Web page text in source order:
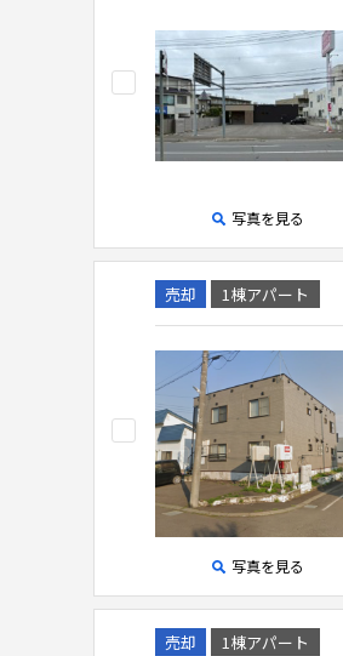
写真を見る
売却 1棟アパート
写真を見る
売却 1棟アパート